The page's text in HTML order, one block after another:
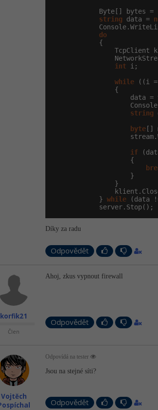
            Byte[] bytes =
string data =
do
            {
TcpClient
int i;
while ((i =
                {
data =
string
byte []
if
                    {
                    }
                }
            }
while (data
            server.Stop();
Díky za radu
Odpovědět
korfik21
Člen
Ahoj, zkus vypnout firewall
Odpovědět
Vojtěch
Odpovídá na tester
Jsou na stejné síti?
Odpovědět